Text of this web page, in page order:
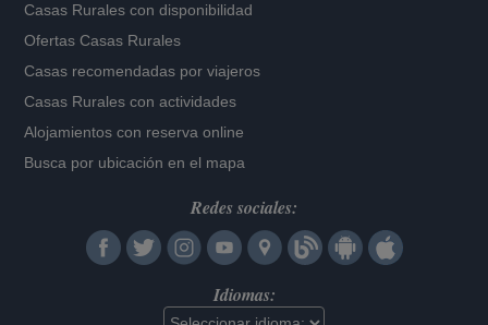
Casas Rurales con disponibilidad
Ofertas Casas Rurales
Casas recomendadas por viajeros
Casas Rurales con actividades
Alojamientos con reserva online
Busca por ubicación en el mapa
Redes sociales:
Idiomas: